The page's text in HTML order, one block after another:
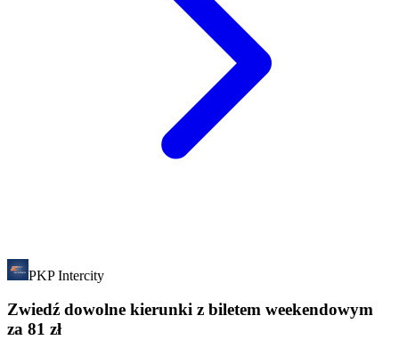
PKP Intercity
Zwiedź dowolne kierunki z biletem weekendowym
za 81 zł